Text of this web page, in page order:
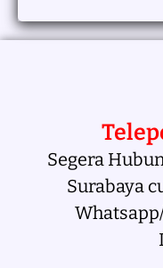
Segera
Surabaya